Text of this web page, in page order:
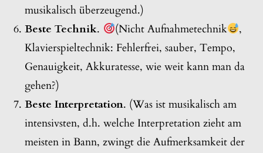
musikalisch überzeugend.)
Beste Technik. (Nicht Aufnahmetechnik
,
Klavierspieltechnik: Fehlerfrei, sauber, Tempo,
Genauigkeit, Akkuratesse, wie weit kann man da
gehen?)
Beste Interpretation. (Was ist musikalisch am
intensivsten, d.h. welche Interpretation zieht am
meisten in Bann, zwingt die Aufmerksamkeit der